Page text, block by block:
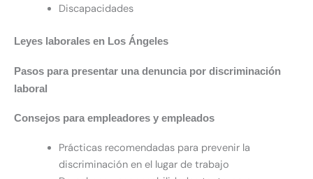
Discapacidades
Leyes laborales en Los Ángeles
Pasos para presentar una denuncia por discriminación
laboral
Consejos para empleadores y empleados
Prácticas recomendadas para prevenir la
discriminación en el lugar de trabajo